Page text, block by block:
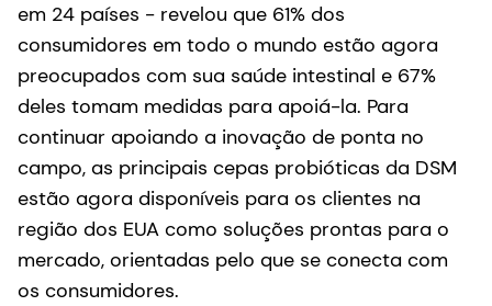
em 24 países - revelou que 61% dos
consumidores em todo o mundo estão agora
preocupados com sua saúde intestinal e 67%
deles tomam medidas para apoiá-la. Para
continuar apoiando a inovação de ponta no
campo, as principais cepas probióticas da DSM
estão agora disponíveis para os clientes na
região dos EUA como soluções prontas para o
mercado, orientadas pelo que se conecta com
os consumidores.